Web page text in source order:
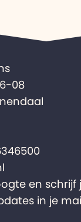
08
en schrijf
in je